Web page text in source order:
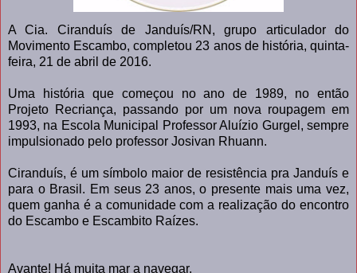
A Cia. Ciranduís de Janduís/RN, grupo articulador do
Movimento Escambo, completou 23 anos de história, quinta-
feira, 21 de abril de 2016.
Uma história que começou no ano de 1989, no então
Projeto Recriança, passando por um nova roupagem em
1993, na Escola Municipal Professor Aluízio Gurgel, sempre
impulsionado pelo professor Josivan Rhuann.
Ciranduís, é um símbolo maior de resistência pra Janduís e
para o Brasil. Em seus 23 anos, o presente mais uma vez,
quem ganha é a comunidade com a realização do encontro
do Escambo e Escambito Raízes.
Avante! Há muita mar a navegar.